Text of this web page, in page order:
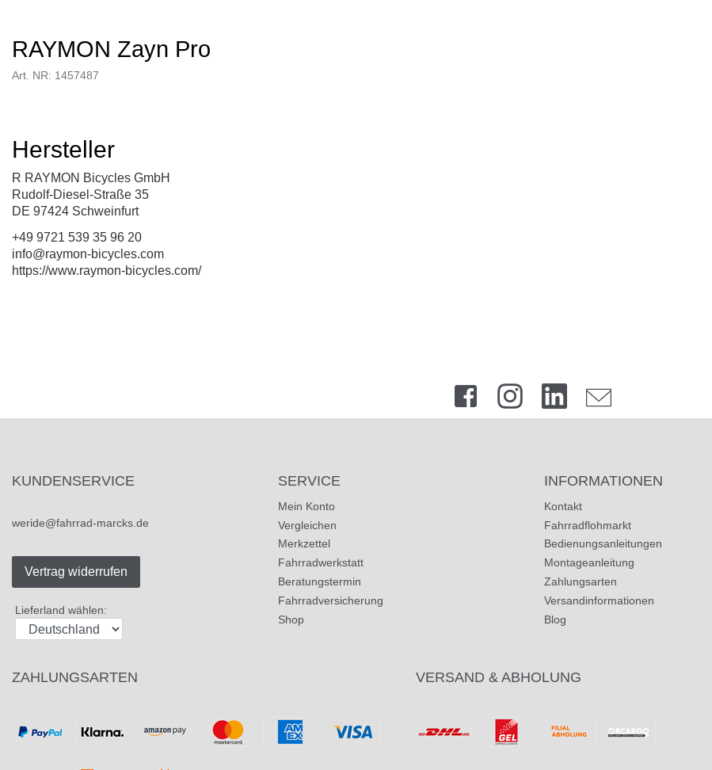
RAYMON Zayn Pro
Art. NR: 1457487
Hersteller
R RAYMON Bicycles GmbH
Rudolf-Diesel-Straße 35
DE 97424 Schweinfurt
+49 9721 539 35 96 20
info@raymon-bicycles.com
https://www.raymon-bicycles.com/
KUNDENSERVICE
weride@fahrrad-marcks.de
Vertrag widerrufen
Lieferland wählen:
SERVICE
Mein Konto
Vergleichen
Merkzettel
Fahrradwerkstatt
Beratungstermin
Fahrradversicherung
Shop
INFORMATIONEN
Kontakt
Fahrradflohmarkt
Bedienungsanleitungen
Montageanleitung
Zahlungsarten
Versandinformationen
Blog
ZAHLUNGSARTEN VERSAND & ABHOLUNG